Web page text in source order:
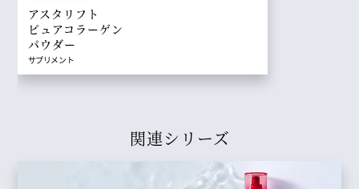
アスタリフト
ピュアコラーゲン
パウダー
サプリメント
関連シリーズ